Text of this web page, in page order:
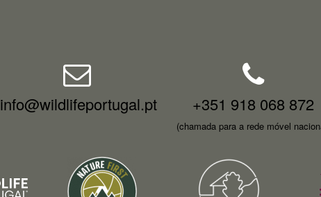
info@wildlifeportugal.pt +351 918 068 872
(chamada para a rede móvel